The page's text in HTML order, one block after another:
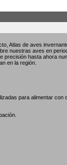
Atlas de aves
nuestras aves en
precisión hasta ahora
en la región.
para alimentar con